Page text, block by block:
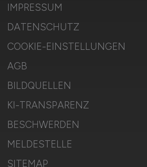
IMPRESSUM
DATENSCHUTZ
COOKIE-EINSTELLUNGEN
AGB
BILDQUELLEN
KI-TRANSPARENZ
BESCHWERDEN
MELDESTELLE
SITEMAP